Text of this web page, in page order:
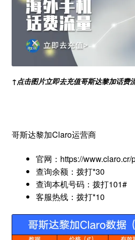
↑点击图片立即去充值哥斯达黎加话费
哥斯达黎加Claro运营商
官网：https://www.claro.cr/
查询余额：拨打*30
查询本机号码：拨打101#
客服热线：拨打*10